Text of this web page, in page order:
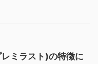
ミラスト)の特徴に